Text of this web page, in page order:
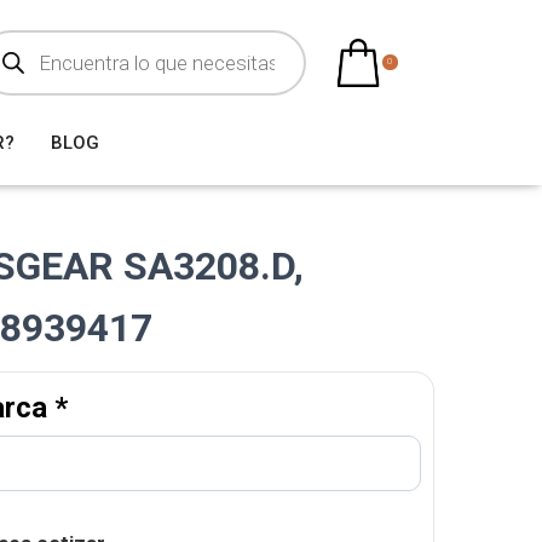
0
BLOG
SA3208.D,
*